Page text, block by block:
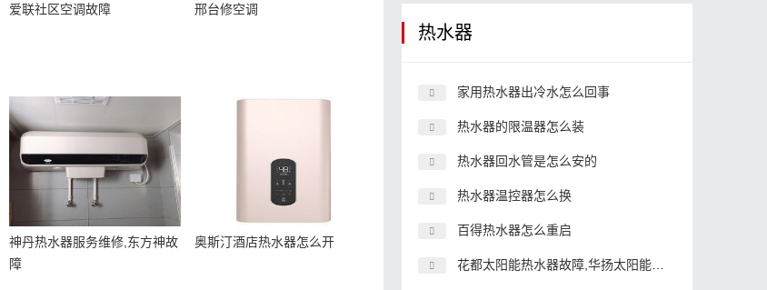
爱联社区空调故障 邢台修空调
神丹热水器服务维修,东方神故
障
奥斯汀酒店热水器怎么开
热水器
家用热水器出冷水怎么回事
热水器的限温器怎么装
热水器回水管是怎么安的
热水器温控器怎么换
百得热水器怎么重启
花都太阳能热水器故障,华扬太阳能故障点